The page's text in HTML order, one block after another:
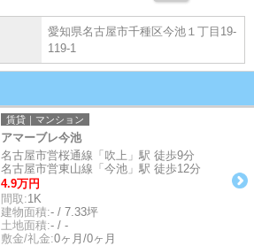
愛知県名古屋市千種区今池１丁目19-
119-1
賃貸｜マンション
アマーブレ今池
名古屋市営桜通線「吹上」駅 徒歩9分
名古屋市営東山線「今池」駅 徒歩12分
4.9万円
間取:1K
建物面積:- / 7.33坪
土地面積:- / -
敷金/礼金:0ヶ月/0ヶ月